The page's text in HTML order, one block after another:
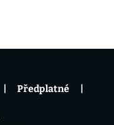
Předplatné